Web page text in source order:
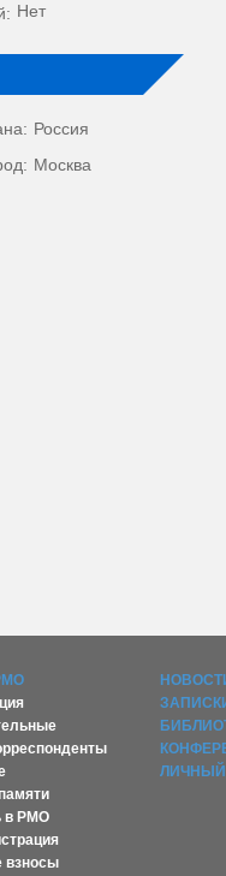
Нет
Россия
Москва
в РМО
взносы
ЛИЧНЫЙ